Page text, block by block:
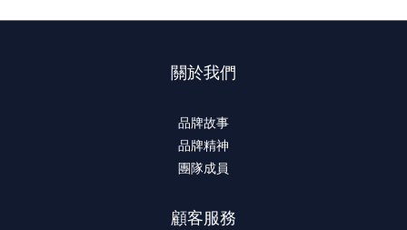
關於我們
品牌故事
品牌精神
團隊成員
顧客服務